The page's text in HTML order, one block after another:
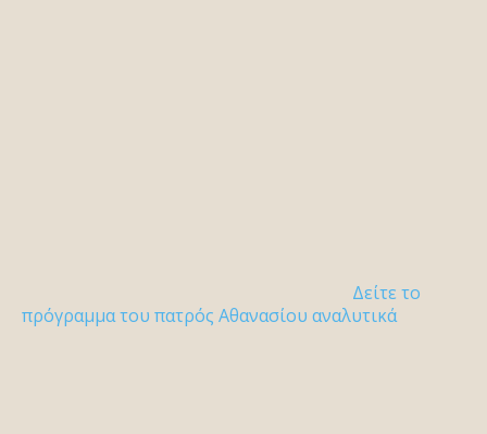
Δείτε το
πρόγραμμα του πατρός Αθανασίου αναλυτικά